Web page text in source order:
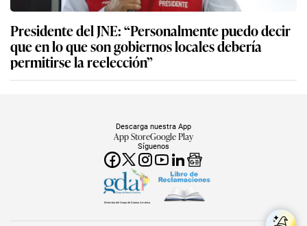
Presidente del JNE: “Personalmente puedo decir
que en lo que son gobiernos locales debería
permitirse la reelección”
Síguenos
Descarga nuestra App
App StoreGoogle Play
Miembro del Grupo de Diarios América